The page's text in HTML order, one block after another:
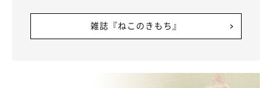
雑誌『ねこのきもち』